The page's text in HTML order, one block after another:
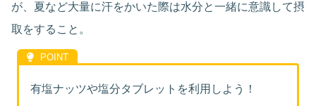
が、夏など大量に汗をかいた際は水分と一緒に意識して摂
取をすること。
有塩ナッツや塩分タブレットを利用しよう！